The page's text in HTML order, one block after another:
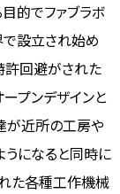
的でファブラボ
設立され始め
許回避がされた
プンデザインと
が近所の工房や
うになると同時に
た各種工作機械